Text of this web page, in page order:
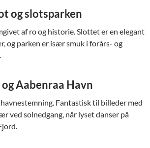
og slotsparken
af ro og historie. Slottet er en elegant
og parken er især smuk i forårs- og
Aabenraa Havn
Fantastisk til billeder med
ved solnedgang, når lyset danser på